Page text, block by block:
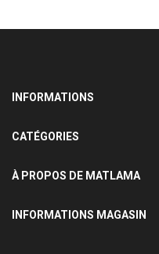
INFORMATIONS
CATÉGORIES
À PROPOS DE MATLAMA
INFORMATIONS MAGASIN